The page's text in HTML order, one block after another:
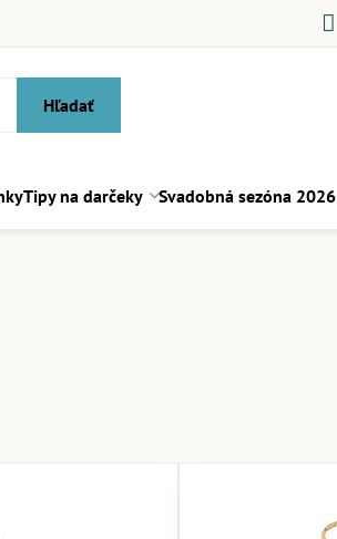
Hľadať
Tipy na darčeky Svadobná sezóna 2026